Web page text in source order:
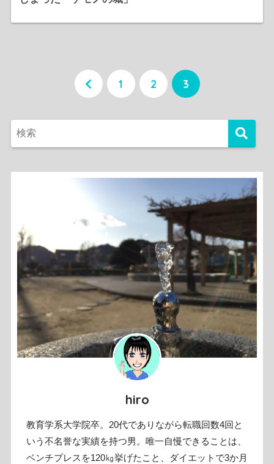
1 2 3
hiro
教育学系大学院卒。20代でありながら転職回数4回と
いう不名誉な実績を持つ男。唯一自慢できることは、
ベンチプレスを120㎏挙げたこと、ダイエットで3か月